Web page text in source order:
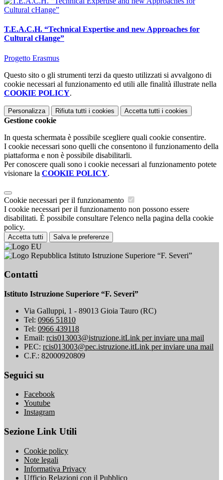
T.E.A.C.H. “Technical Expertise and new Approaches for
Cultural cHange”
Progetto Erasmus
Questo sito o gli strumenti terzi da questo utilizzati si avvalgono di
cookie necessari al funzionamento ed utili alle finalità illustrate nella
COOKIE POLICY.
Personalizza Rifiuta tutti i cookies Accetta tutti i cookies
Gestione cookie
In questa schermata è possibile scegliere quali cookie consentire.
I cookie necessari sono quelli che consentono il funzionamento della
piattaforma e non è possibile disabilitarli.
Per conoscere quali sono i cookie necessari al funzionamento potete
visionare la COOKIE POLICY.
Cookie necessari per il funzionamento
I cookie necessari per il funzionamento non possono essere
disabilitati. È possibile consultare l'elenco nella pagina della cookie
policy.
Accetta tutti Salva le preferenze
Istituto Istruzione Superiore “F. Severi”
Contatti
Istituto Istruzione Superiore “F. Severi”
Via Galluppi, 1 - 89013 Gioia Tauro (RC)
Tel: 0966 51810
Tel: 0966 439118
Email: rcis013003@istruzione.itLink per inviare una mail
PEC: rcis013003@pec.istruzione.itLink per inviare una mail
C.F.: 82000920809
Seguici su
Facebook
Youtube
Instagram
Sezione Link Utili
Cookie policy
Note legali
Informativa Privacy
Ufficio Relazioni con il Pubblico